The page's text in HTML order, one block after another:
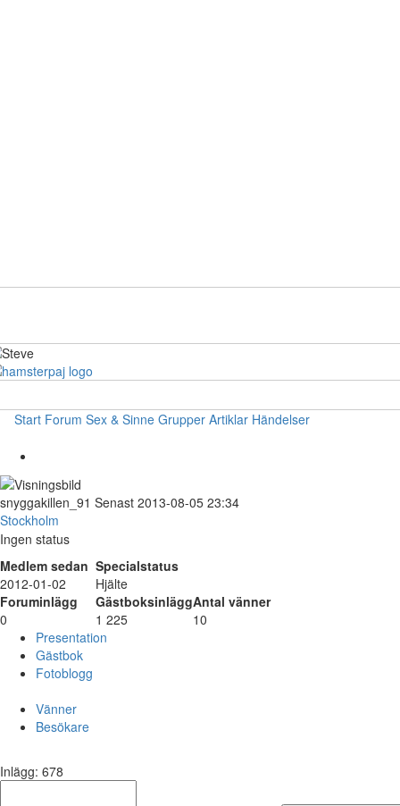
Start Forum Sex & Sinne Grupper Artiklar Händelser
snyggakillen_91 Senast 2013-08-05 23:34
Stockholm
Ingen status
Medlem sedan Specialstatus
2012-01-02
Hjälte
Foruminlägg
GästboksinläggAntal vänner
0
1 225
10
Presentation
Gästbok
Fotoblogg
Vänner
Besökare
Inlägg: 678